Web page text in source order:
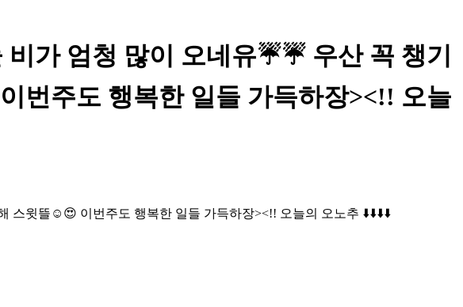
비가 엄청 많이 오네유☔️☔️ 우산 꼭 챙기
번주도 행복한 일들 가득하장><!! 오늘
스윗뜰☺️😍 이번주도 행복한 일들 가득하장><!! 오늘의 오노추 ⬇️⬇️⬇️⬇️